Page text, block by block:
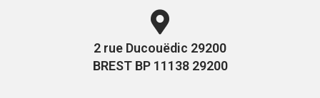
2 rue Ducouëdic 29200
BREST BP 11138 29200